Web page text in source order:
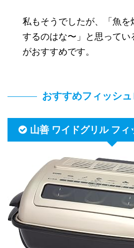
私もそうでしたが、「魚を
するのはな〜」と思ってい
がおすすめです。
おすすめフィッシ
山善 ワイドグリル フィ